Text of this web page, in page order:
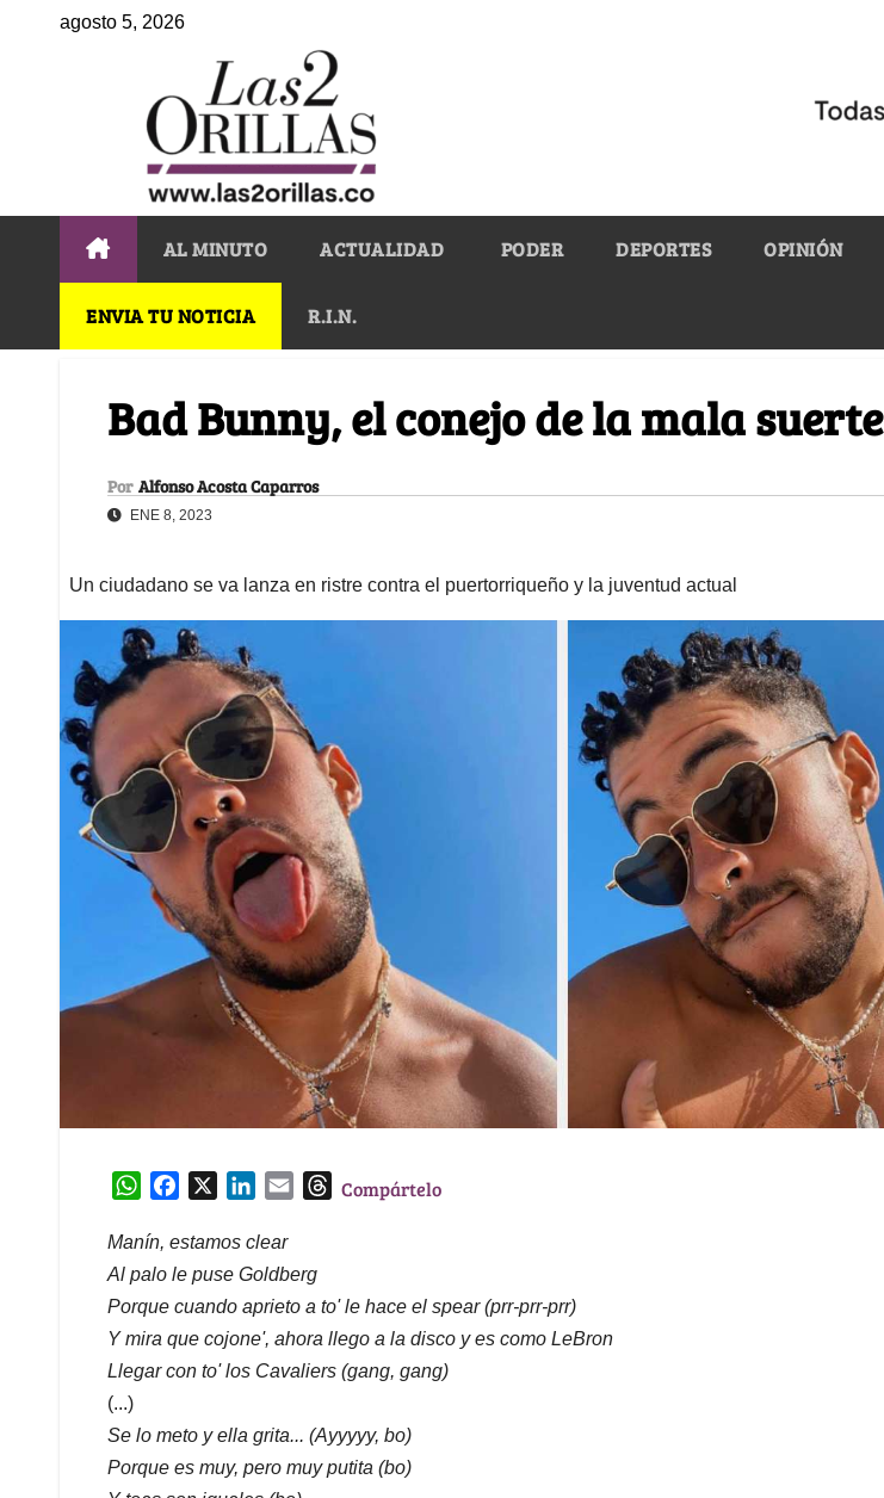
agosto 5, 2026
AL MINUTO ACTUALIDAD PODER DEPORTES OPINIÓN
ENVIA TU NOTICIA R.I.N.
Bad Bunny, el conejo de la mala suerte
Por Alfonso Acosta Caparros
ENE 8, 2023
Un ciudadano se va lanza en ristre contra el puertorriqueño y la juventud actual
W
a
t
s
A
p
c
e
b
k
n
k
e
d
n
i
l
T
a
d
Compártelo
Manín, estamos clear
Al palo le puse Goldberg
Porque cuando aprieto a to' le hace el spear (prr-prr-prr)
Y mira que cojone', ahora llego a la disco y es como LeBron
Llegar con to' los Cavaliers (gang, gang)
(...)
Se lo meto y ella grita... (Ayyyyy, bo)
Porque es muy, pero muy putita (bo)